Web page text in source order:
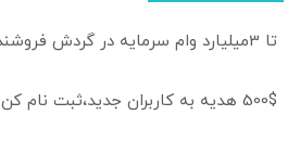
تا 3میلیارد وام سرمایه در گردش فروشندگان
500$ هدیه به کاربران جدید،ثبت نام کن